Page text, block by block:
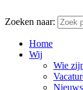
Zoeken naar:
Home
Wij
Wie